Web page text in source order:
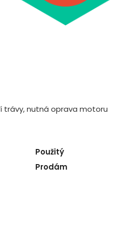
trávy, nutná oprava motoru
Použitý
Prodám